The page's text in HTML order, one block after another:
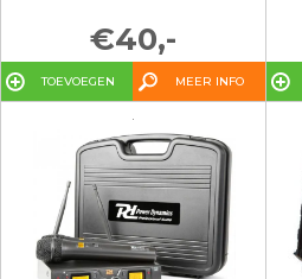
€40,-
TOEVOEGEN MEER INFO